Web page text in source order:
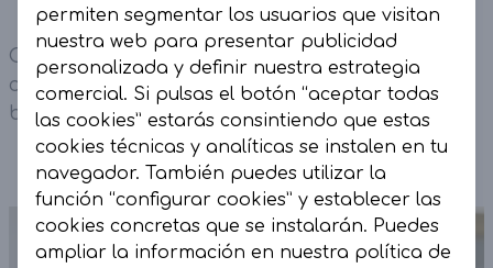
Chaleco Glossy Blanco. Estilo bombero, con
corte oversize y bajo engomado. Contiene
bolsillos y cremallera central.
permiten segmentar los usuarios que visitan
nuestra web para presentar publicidad
personalizada y definir nuestra estrategia
comercial. Si pulsas el botón “aceptar todas
las cookies” estarás consintiendo que estas
cookies técnicas y analíticas se instalen en tu
navegador. También puedes utilizar la
función “configurar cookies” y establecer las
cookies concretas que se instalarán. Puedes
ampliar la información en nuestra política de